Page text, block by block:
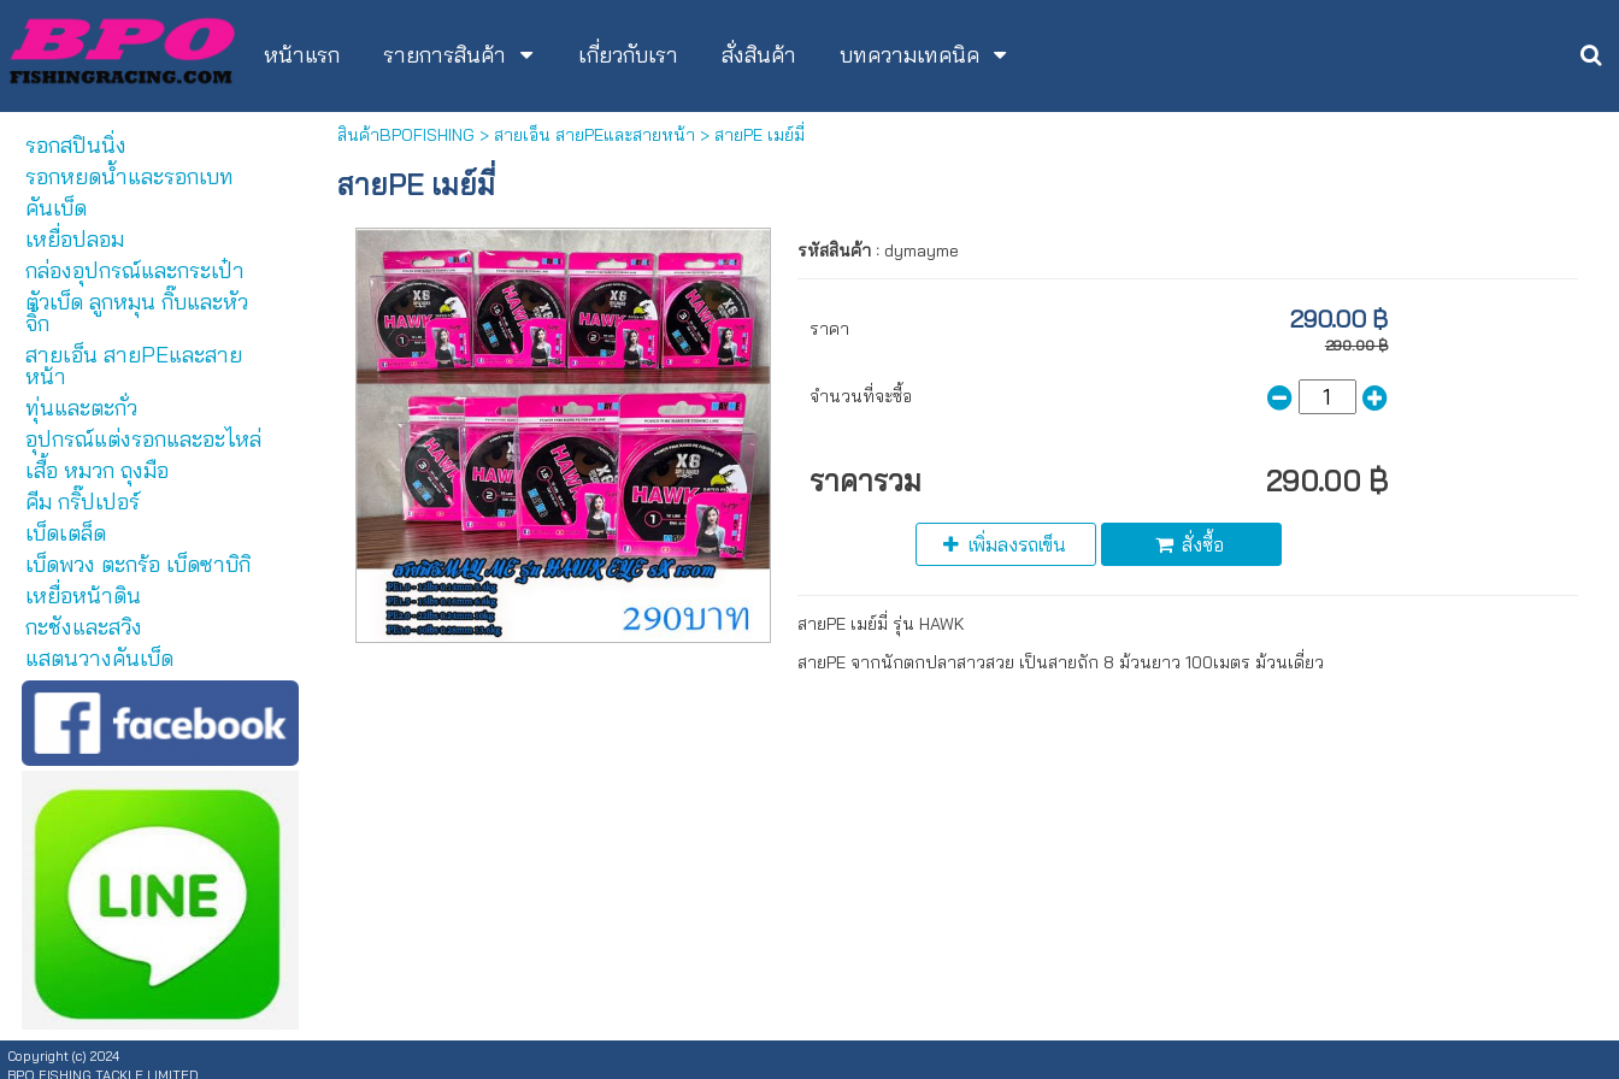
หน้าแรก รายการสินค้า เกี่ยวกับเรา สั่งสินค้า บทความเทคนิค
รอกสปินนิ่ง
รอกหยดน้ำและรอกเบท
คันเบ็ด
เหยื่อปลอม
กล่องอุปกรณ์และกระเป๋า
ตัวเบ็ด ลูกหมุน กิ๊บและหัว
จิ้ก
สายเอ็น สายPEและสาย
หน้า
ทุ่นและตะกั่ว
อุปกรณ์แต่งรอกและอะไหล่
เสื้อ หมวก ถุงมือ
คีม กริ๊ปเปอร์
เบ็ดเตล็ด
เบ็ดพวง ตะกร้อ เบ็ดซาบิกิ
เหยื่อหน้าดิน
กะชังและสวิง
แสตนวางคันเบ็ด
สินค้าBPOFISHING > สายเอ็น สายPEและสายหน้า > สายPE เมย์มี่
สายPE เมย์มี่
รหัสสินค้า : dymayme
ราคา 290.00 ฿
290.00 ฿
จำนวนที่จะซื้อ
ราคารวม 290.00 ฿
เพิ่มลงรถเข็น สั่งซื้อ
สายPE เมย์มี่ รุ่น HAWK
สายPE จากนักตกปลาสาวสวย เป็นสายถัก 8 ม้วนยาว 100เมตร ม้วนเดี่ยว
Copyright (c) 2024
BPO FISHING TACKLE LIMITED